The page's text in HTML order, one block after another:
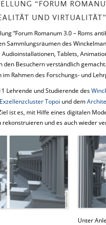
“FORUM
UND VIRTUALITÄT”
“Forum Romanum 3.0 – Roms
Sammlungsräumen des
Tablets,
den Besuchern verständlich
Rahmen des Forschungs- und
Lehrende und Studierende des
Exzellenzcluster Topoi und dem
ist es, mit Hilfe eines digitalen
und es auch wieder
Unter